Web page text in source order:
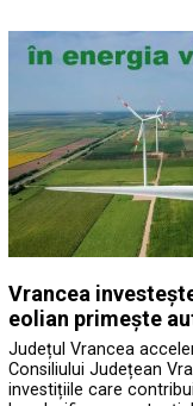
Vrancea
eolian primește
Județul Vrancea
Consiliului Județean
investițiile care